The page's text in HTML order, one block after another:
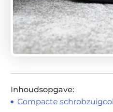
Inhoudsopgave:
Compacte